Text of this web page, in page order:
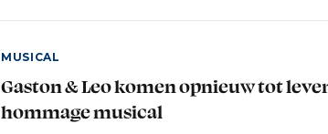
MUSICAL
Gaston & Leo komen opnieuw tot
hommage musical